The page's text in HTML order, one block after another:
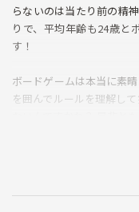
らないのは当たり前の精
りで、平均年齢も24歳と
す！
ボードゲームは本当に素
を囲んでルールを理解し
◯アナログコレクション